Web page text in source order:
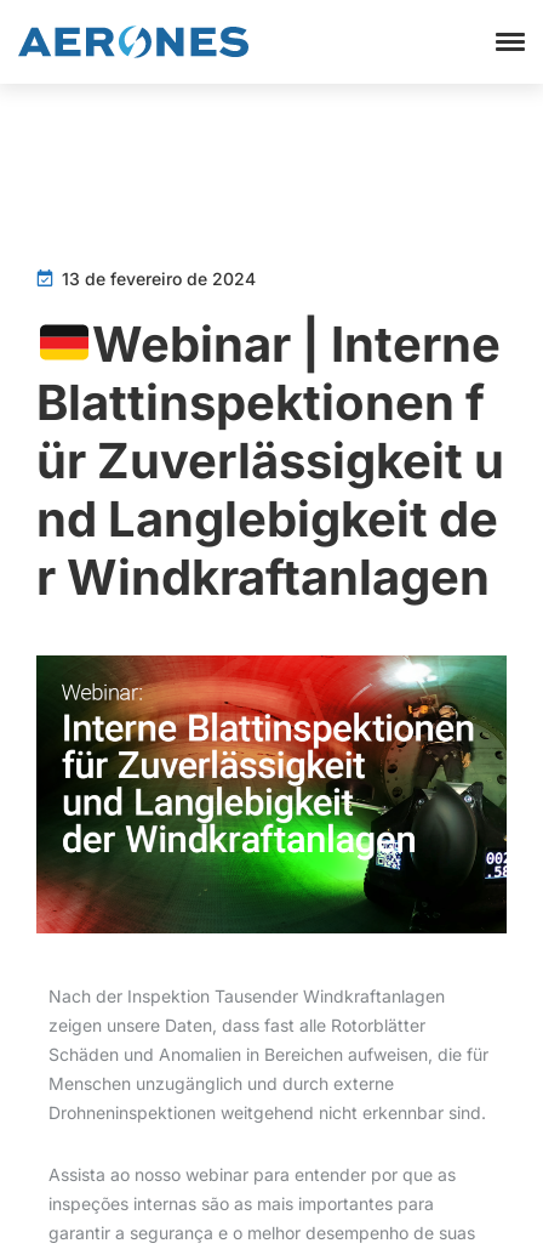
13 de fevereiro de 2024
Webinar | Interne
Blattinspektionen f
ür Zuverlässigkeit u
nd Langlebigkeit de
r Windkraftanlagen
Nach der Inspektion Tausender Windkraftanlagen
zeigen unsere Daten, dass fast alle Rotorblätter
Schäden und Anomalien in Bereichen aufweisen, die für
Menschen unzugänglich und durch externe
Drohneninspektionen weitgehend nicht erkennbar sind.
Assista ao nosso webinar para entender por que as
inspeções internas são as mais importantes para
garantir a segurança e o melhor desempenho de suas